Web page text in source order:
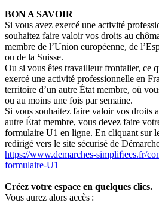
BON A SAVOIR
Si vous avez exercé une activité
souhaitez faire valoir vos droits au
membre de l’Union européenne, de
ou de la Suisse.
Ou si vous êtes travailleur frontalier, ce
exercé une activité professionnelle en
territoire d’un autre État membre, où
ou au moins une fois par semaine.
Si vous souhaitez faire valoir vos droits
autre État membre, vous devez faire
formulaire U1 en ligne. En cliquant sur
redirigé vers le site sécurisé de
https://www.demarches-simpliﬁees.fr/
formulaire-U1
Créez votre espace en quelques clics.
Vous aurez alors accès :